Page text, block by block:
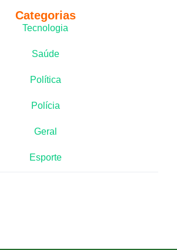
Categorias
Tecnologia
Saúde
Política
Polícia
Geral
Esporte